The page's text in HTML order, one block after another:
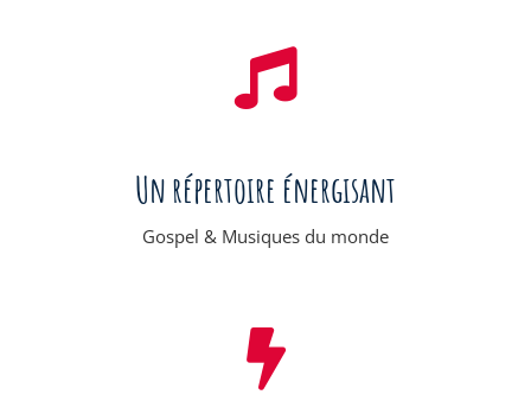
Un répertoire énergisant
Gospel & Musiques du monde